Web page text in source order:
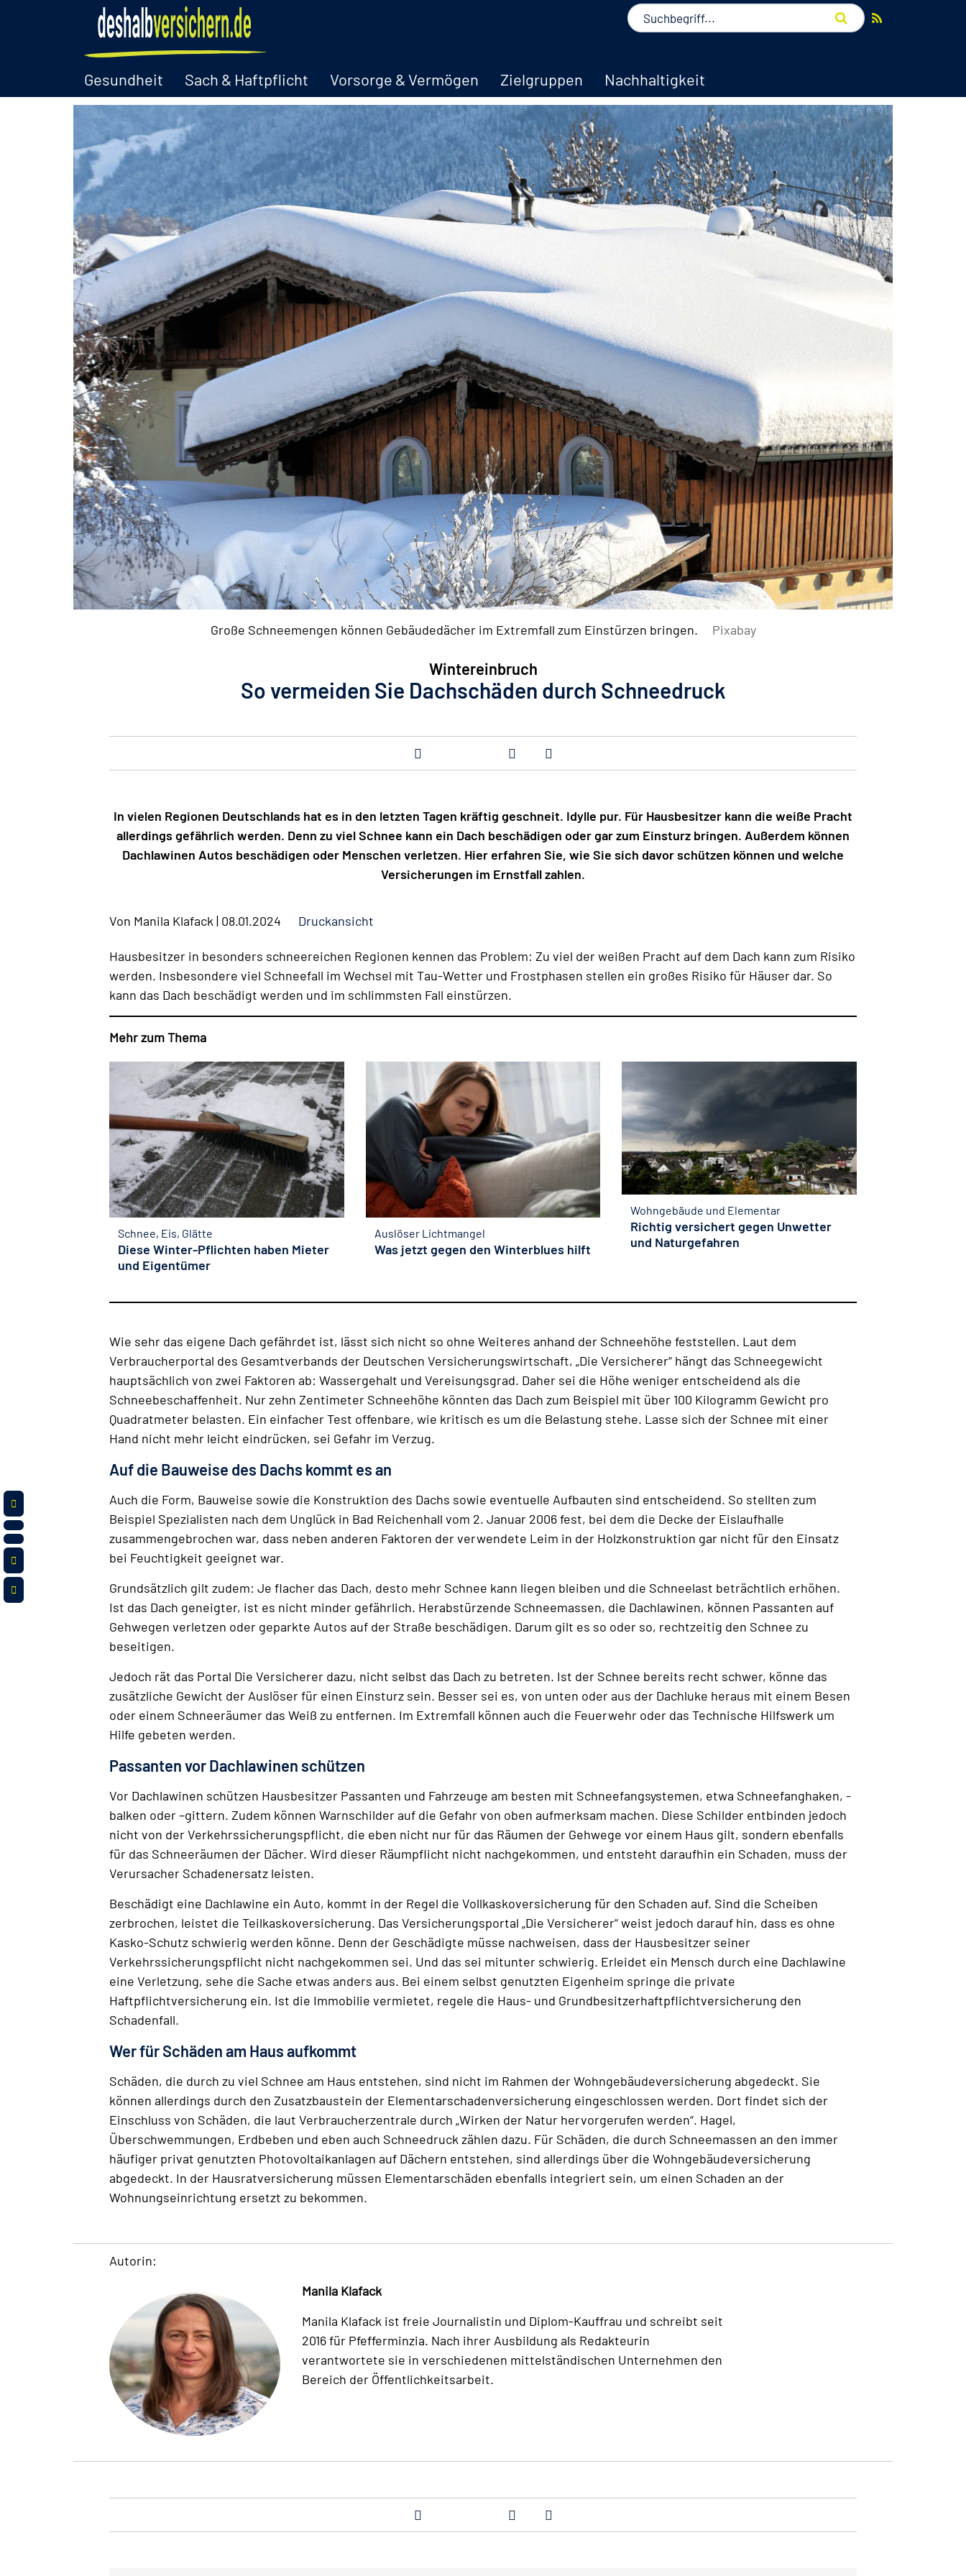
Gesundheit Sach & Haftpflicht Vorsorge & Vermögen Zielgruppen Nachhaltigkeit
Große Schneemengen können Gebäudedächer im Extremfall zum Einstürzen bringen. Pixabay
Wintereinbruch
So vermeiden Sie Dachschäden durch Schneedruck
In vielen Regionen Deutschlands hat es in den letzten Tagen kräftig geschneit. Idylle pur. Für Hausbesitzer kann die weiße Pracht
allerdings gefährlich werden. Denn zu viel Schnee kann ein Dach beschädigen oder gar zum Einsturz bringen. Außerdem können
Dachlawinen Autos beschädigen oder Menschen verletzen. Hier erfahren Sie, wie Sie sich davor schützen können und welche
Versicherungen im Ernstfall zahlen.
Von Manila Klafack | 08.01.2024 Druckansicht
Hausbesitzer in besonders schneereichen Regionen kennen das Problem: Zu viel der weißen Pracht auf dem Dach kann zum Risiko
werden. Insbesondere viel Schneefall im Wechsel mit Tau-Wetter und Frostphasen stellen ein großes Risiko für Häuser dar. So
kann das Dach beschädigt werden und im schlimmsten Fall einstürzen.
Mehr zum Thema
Schnee, Eis, Glätte
Diese Winter-Pflichten haben Mieter
und Eigentümer
Auslöser Lichtmangel
Was jetzt gegen den Winterblues hilft
Wohngebäude und Elementar
Richtig versichert gegen Unwetter
und Naturgefahren
Wie sehr das eigene Dach gefährdet ist, lässt sich nicht so ohne Weiteres anhand der Schneehöhe feststellen. Laut dem
Verbraucherportal des Gesamtverbands der Deutschen Versicherungswirtschaft, „Die Versicherer“ hängt das Schneegewicht
hauptsächlich von zwei Faktoren ab: Wassergehalt und Vereisungsgrad. Daher sei die Höhe weniger entscheidend als die
Schneebeschaffenheit. Nur zehn Zentimeter Schneehöhe könnten das Dach zum Beispiel mit über 100 Kilogramm Gewicht pro
Quadratmeter belasten. Ein einfacher Test offenbare, wie kritisch es um die Belastung stehe. Lasse sich der Schnee mit einer
Hand nicht mehr leicht eindrücken, sei Gefahr im Verzug.
Auf die Bauweise des Dachs kommt es an
Auch die Form, Bauweise sowie die Konstruktion des Dachs sowie eventuelle Aufbauten sind entscheidend. So stellten zum
Beispiel Spezialisten nach dem Unglück in Bad Reichenhall vom 2. Januar 2006 fest, bei dem die Decke der Eislaufhalle
zusammengebrochen war, dass neben anderen Faktoren der verwendete Leim in der Holzkonstruktion gar nicht für den Einsatz
bei Feuchtigkeit geeignet war.
Grundsätzlich gilt zudem: Je flacher das Dach, desto mehr Schnee kann liegen bleiben und die Schneelast beträchtlich erhöhen.
Ist das Dach geneigter, ist es nicht minder gefährlich. Herabstürzende Schneemassen, die Dachlawinen, können Passanten auf
Gehwegen verletzen oder geparkte Autos auf der Straße beschädigen. Darum gilt es so oder so, rechtzeitig den Schnee zu
beseitigen.
Jedoch rät das Portal Die Versicherer dazu, nicht selbst das Dach zu betreten. Ist der Schnee bereits recht schwer, könne das
zusätzliche Gewicht der Auslöser für einen Einsturz sein. Besser sei es, von unten oder aus der Dachluke heraus mit einem Besen
oder einem Schneeräumer das Weiß zu entfernen. Im Extremfall können auch die Feuerwehr oder das Technische Hilfswerk um
Hilfe gebeten werden.
Passanten vor Dachlawinen schützen
Vor Dachlawinen schützen Hausbesitzer Passanten und Fahrzeuge am besten mit Schneefangsystemen, etwa Schneefanghaken, -
balken oder –gittern. Zudem können Warnschilder auf die Gefahr von oben aufmerksam machen. Diese Schilder entbinden jedoch
nicht von der Verkehrssicherungspflicht, die eben nicht nur für das Räumen der Gehwege vor einem Haus gilt, sondern ebenfalls
für das Schneeräumen der Dächer. Wird dieser Räumpflicht nicht nachgekommen, und entsteht daraufhin ein Schaden, muss der
Verursacher Schadenersatz leisten.
Beschädigt eine Dachlawine ein Auto, kommt in der Regel die Vollkaskoversicherung für den Schaden auf. Sind die Scheiben
zerbrochen, leistet die Teilkaskoversicherung. Das Versicherungsportal „Die Versicherer“ weist jedoch darauf hin, dass es ohne
Kasko-Schutz schwierig werden könne. Denn der Geschädigte müsse nachweisen, dass der Hausbesitzer seiner
Verkehrssicherungspflicht nicht nachgekommen sei. Und das sei mitunter schwierig. Erleidet ein Mensch durch eine Dachlawine
eine Verletzung, sehe die Sache etwas anders aus. Bei einem selbst genutzten Eigenheim springe die private
Haftpflichtversicherung ein. Ist die Immobilie vermietet, regele die Haus- und Grundbesitzerhaftpflichtversicherung den
Schadenfall.
Wer für Schäden am Haus aufkommt
Schäden, die durch zu viel Schnee am Haus entstehen, sind nicht im Rahmen der Wohngebäudeversicherung abgedeckt. Sie
können allerdings durch den Zusatzbaustein der Elementarschadenversicherung eingeschlossen werden. Dort findet sich der
Einschluss von Schäden, die laut Verbraucherzentrale durch „Wirken der Natur hervorgerufen werden“. Hagel,
Überschwemmungen, Erdbeben und eben auch Schneedruck zählen dazu. Für Schäden, die durch Schneemassen an den immer
häufiger privat genutzten Photovoltaikanlagen auf Dächern entstehen, sind allerdings über die Wohngebäudeversicherung
abgedeckt. In der Hausratversicherung müssen Elementarschäden ebenfalls integriert sein, um einen Schaden an der
Wohnungseinrichtung ersetzt zu bekommen.
Autorin:
Manila Klafack
Manila Klafack ist freie Journalistin und Diplom-Kauffrau und schreibt seit
2016 für Pfefferminzia. Nach ihrer Ausbildung als Redakteurin
verantwortete sie in verschiedenen mittelständischen Unternehmen den
Bereich der Öffentlichkeitsarbeit.